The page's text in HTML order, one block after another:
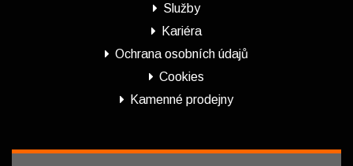
Služby
Kariéra
Ochrana osobních údajů
Cookies
Kamenné prodejny